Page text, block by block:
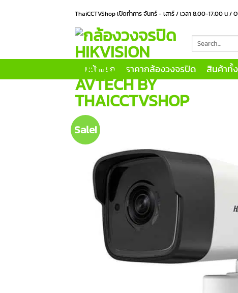
ThaiCCTVShop เปิดทำการ จันทร์ - เสาร์ / เวลา 8.00-17.00 น
for:
หน้าแรก ราคากล้องวงจรปิด สินค้าทั้
Sale!